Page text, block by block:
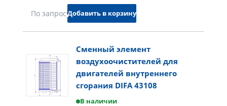
По запросуДобавить в корзину
Сменный элемент
воздухоочистителей для
двигателей внутреннего
сгорания DIFA 43108
В наличии